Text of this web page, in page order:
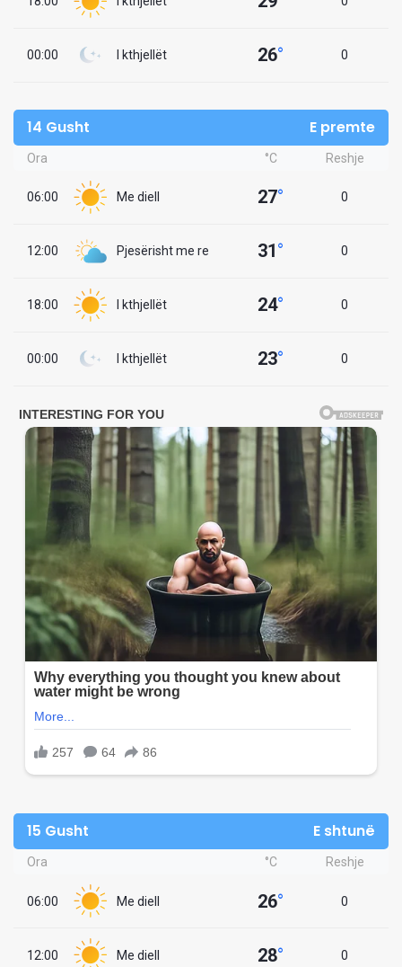
00:00 I kthjellët 26° 0
14 Gusht E premte
Ora °C Reshje
06:00 Me diell 27° 0
12:00 Pjesërisht me re 31° 0
18:00 I kthjellët 24° 0
00:00 I kthjellët 23° 0
15 Gusht E shtunë
Ora °C Reshje
06:00 Me diell 26° 0
12:00 Me diell 28° 0